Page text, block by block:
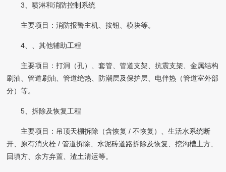
3、喷淋和消防控制系统
主要项目：消防报警主机、按钮、模块等。
4、、其他辅助工程
主要项目：打洞（孔）、套管、管道支架、抗震支架、金属结构
刷油、管道刷油、管道绝热、防潮层及保护层、电伴热（管道室外部
分）等。
5、拆除及恢复工程
主要项目：吊顶天棚拆除（含恢复 / 不恢复）、生活水系统断
开、原有消火栓 / 管道拆除、水泥砖道路拆除及恢复、挖沟槽土方、
回填方、余方弃置、渣土清运等。